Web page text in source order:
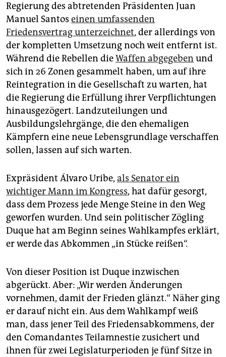
Regierung des abtretenden Präsidenten Juan
Manuel Santos einen umfassenden
Friedensvertrag unterzeichnet, der allerdings von
der kompletten Umsetzung noch weit entfernt ist.
Während die Rebellen dieWaffen abgegeben und
sich in 26 Zonen gesammelt haben, um auf ihre
Reintegration in die Gesellschaft zu warten, hat
die Regierung die Erfüllung ihrer Verpflichtungen
hinausgezögert. Landzuteilungen und
Ausbildungslehrgänge, die den ehemaligen
Kämpfern eine neue Lebensgrundlage verschaffen
sollen, lassen auf sich warten.
Expräsident Álvaro Uribe, als Senator ein
wichtiger Mann im Kongress, hat dafür gesorgt,
dass dem Prozess jede Menge Steine in den Weg
geworfen wurden. Und sein politischer Zögling
Duque hat am Beginn seines Wahlkampfes erklärt,
er werde das Abkommen „in Stücke reißen“.
Von dieser Position ist Duque inzwischen
abgerückt. Aber: „Wir werden Änderungen
vornehmen, damit der Frieden glänzt.“ Näher ging
er darauf nicht ein. Aus dem Wahlkampf weiß
man, dass jener Teil des Friedensabkommens, der
den Comandantes Teilamnestie zusichert und
ihnen für zwei Legislaturperioden je fünf Sitze in